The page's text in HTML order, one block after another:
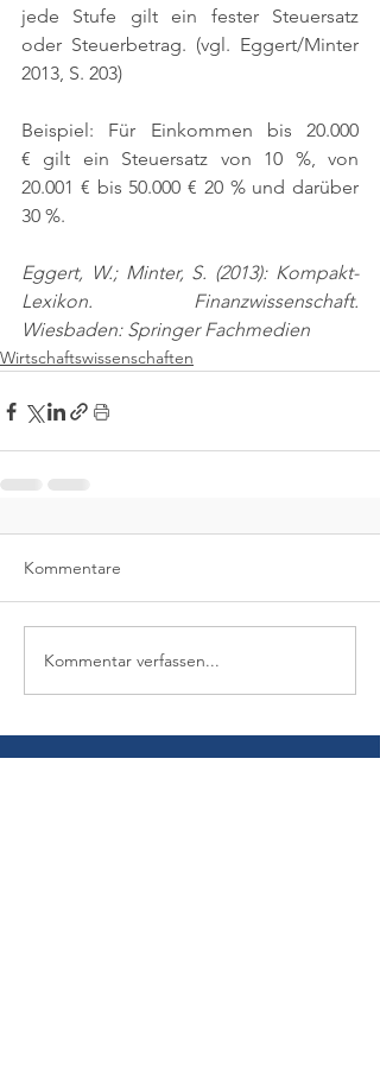
jede Stufe gilt ein fester Steuersatz
oder Steuerbetrag. (vgl. Eggert/Minter
2013, S. 203)
Beispiel: Für Einkommen bis 20.000
€ gilt ein Steuersatz von 10 %, von
20.001 € bis 50.000 € 20 % und darüber
30 %.
Eggert, W.; Minter, S. (2013): Kompakt-
Lexikon. Finanzwissenschaft.
Wiesbaden: Springer Fachmedien
Wirtschaftswissenschaften
Kommentare
Kommentar verfassen...